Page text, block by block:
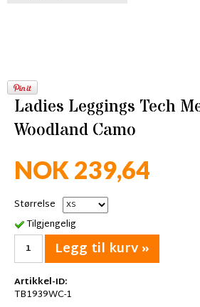
Ladies Leggings Tech
Woodland Camo
NOK 239,64
Størrelse
Tilgjengelig
Legg til kurv »
Artikkel-ID:
TB1939WC-1